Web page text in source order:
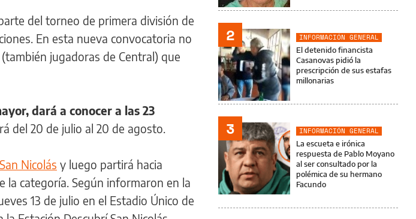
del torneo de primera división de
En esta nueva convocatoria no
jugadoras de Central) que
dará a conocer a las 23
del 20 de julio al 20 de agosto.
Nicolás y luego partirá hacia
la categoría. Según informaron en la
13 de julio en el Estadio Único de
2
INFORMACIÓN GENERAL
El detenido financista
Casanovas pidió la
prescripción de sus estafas
millonarias
3
INFORMACIÓN GENERAL
La escueta e irónica
respuesta de Pablo Moyano
al ser consultado por la
polémica de su hermano
Facundo